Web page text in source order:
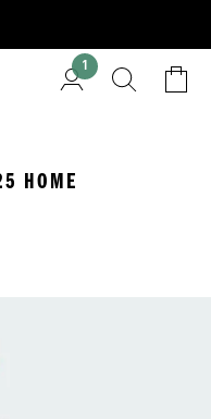
1
HOME